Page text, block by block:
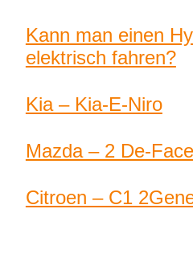
Kann man einen
elektrisch fahren?
Kia – Kia-E-Niro
Mazda – 2 De-
Citroen – C1